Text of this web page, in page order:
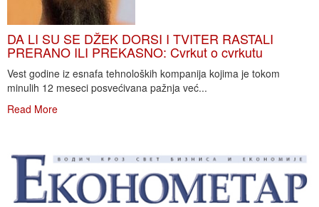
DA LI SU SE DŽEK DORSI I TVITER RASTALI
PRERANO ILI PREKASNO: Cvrkut o cvrkutu
Vest godine iz esnafa tehnoloških kompanija kojima je tokom
minulih 12 meseci posvećivana pažnja već...
Read More